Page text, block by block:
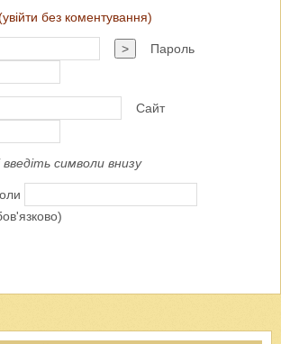
без коментування)
> Пароль
Сайт
введіть символи внизу